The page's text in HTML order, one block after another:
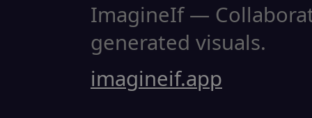
ImagineIf —
generated visuals.
imagineif.app